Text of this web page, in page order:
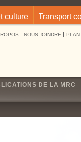
culture Transport
NOUS JOINDRE PLAN
DE LA MRC